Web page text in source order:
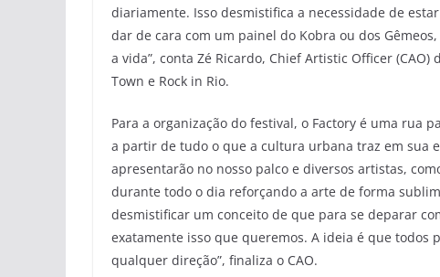
diariamente. Isso desmistifica a necessidade de
dar de cara com um painel do Kobra ou dos
a vida”, conta Zé Ricardo, Chief Artistic Officer
Town e Rock in Rio.
Para a organização do festival, o Factory é uma rua
a partir de tudo o que a cultura urbana traz em sua
apresentarão no nosso palco e diversos artistas,
durante todo o dia reforçando a arte de forma
desmistificar um conceito de que para se deparar
exatamente isso que queremos. A ideia é que
qualquer direção”, finaliza o CAO.